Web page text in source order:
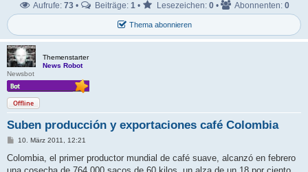
Thema abonnieren
Aufrufe: 73• Beiträge: 1 • Lesezeichen: 0• Abonnenten: 0
Themenstarter
News Robot
Newsbot
Offline
Suben producción y exportaciones café Colombia
B
i
10. März 2011, 12:21
Colombia, el primer productor mundial de café suave, alcanzó en febrero